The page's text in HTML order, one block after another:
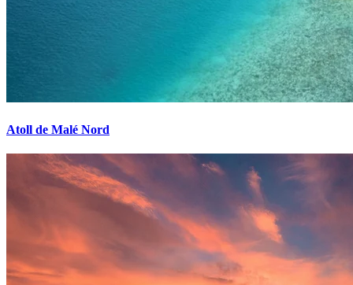
Atoll de Malé Nord